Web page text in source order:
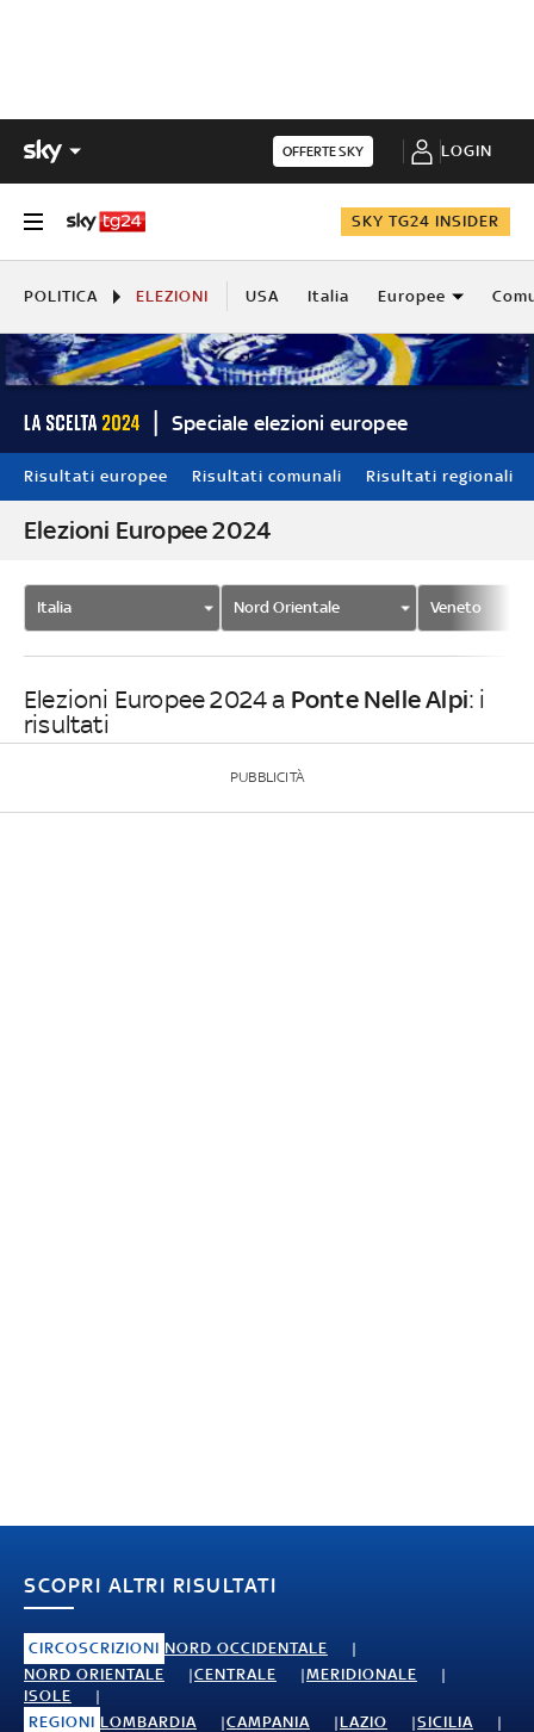
OFFERTE SKY LOGIN
SKY TG24 INSIDER
POLITICA ELEZIONI USA Italia Europee
Speciale elezioni europee
Risultati europee Risultati comunali Risultati regionali
Elezioni Europee 2024
Italia Nord Orientale Veneto
Elezioni Europee 2024 a Ponte Nelle Alpi: i
risultati
PUBBLICITÀ
SCOPRI ALTRI RISULTATI
CIRCOSCRIZIONI NORD OCCIDENTALE
NORD ORIENTALE
CENTRALE
MERIDIONALE
ISOLE
REGIONI LOMBARDIA CAMPANIA LAZIO
SICILIA